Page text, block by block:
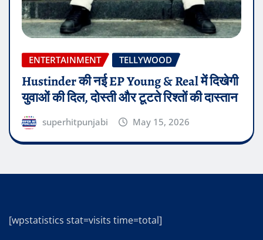
ENTERTAINMENT TELLYWOOD
Hustinder की नई EP Young & Real में दिखेगी
युवाओं की दिल, दोस्ती और टूटते रिश्तों की दास्तान
superhitpunjabi May 15, 2026
[wpstatistics stat=visits time=total]